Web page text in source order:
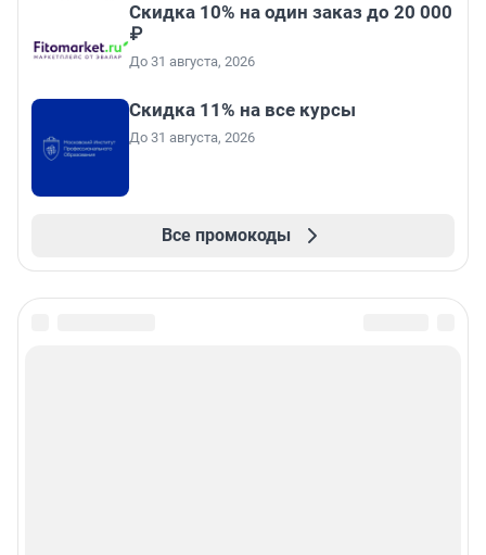
Скидка 10% на один заказ до 20 000
₽
До 31 августа, 2026
Скидка 11% на все курсы
До 31 августа, 2026
Все промокоды